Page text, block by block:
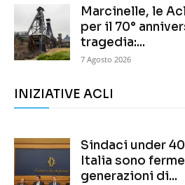
Marcinelle, le
per il 70°
tragedia:...
7 Agosto 2026
INIZIATIVE ACLI
Sindaci under
Italia sono
generazioni di...